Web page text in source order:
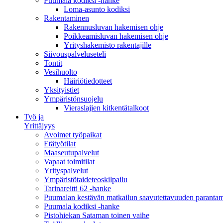
Loma-asunto kodiksi
Rakentaminen
Rakennusluvan hakemisen ohje
Poikkeamisluvan hakemisen ohje
Yrityshakemisto rakentajille
Siivouspalveluseteli
Tontit
Vesihuolto
Häiriötiedotteet
Yksityistiet
Ympäristönsuojelu
Vieraslajien kitkentätalkoot
Työ ja
Yrittäjyys
Avoimet työpaikat
Etätyötilat
Maaseutupalvelut
Vapaat toimitilat
Yrityspalvelut
Ympäristötaideteoskilpailu
Tarinareitti 62 -hanke
Puumalan kestävän matkailun saavutettavuuden
Puumala kodiksi -hanke
Pistohiekan Sataman toinen vaihe